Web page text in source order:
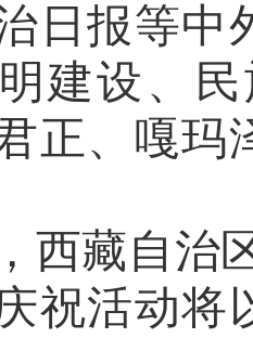
日报等中
建设、
正、嘎玛
西藏自治
祝活动将